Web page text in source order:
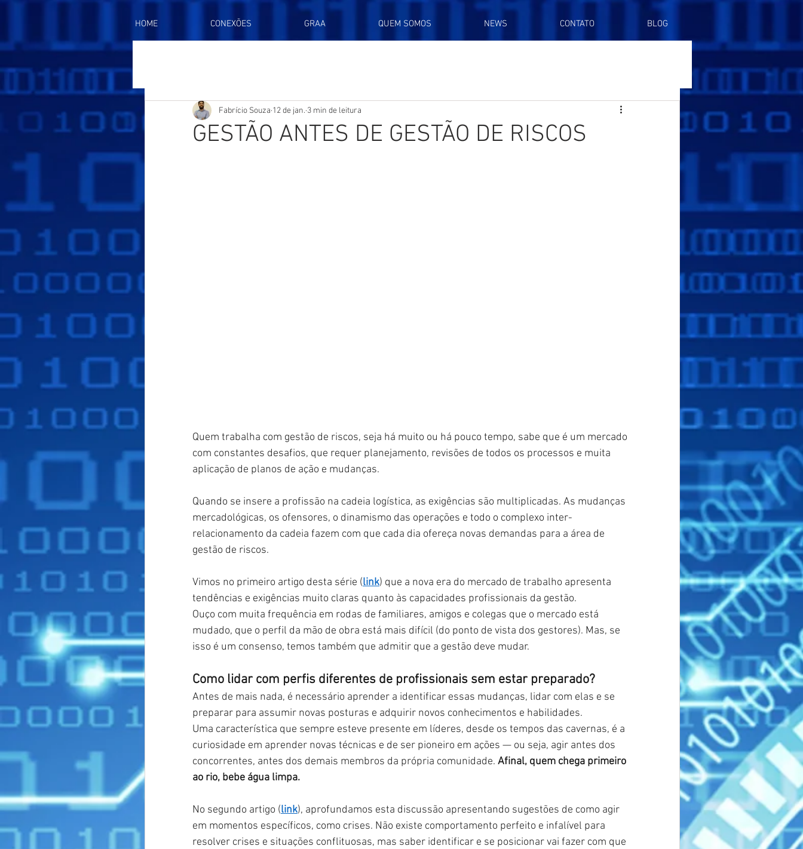
HOME CONEXÕES GRAA QUEM SOMOS NEWS CONTATO BLOG
GESTÃO ANTES DE GESTÃO DE RISCOS
Fabrício Souza 12 de jan. 3 min de leitura
Quem trabalha com gestão de riscos, seja há muito ou há pouco tempo, sabe que é um mercado
com constantes desafios, que requer planejamento, revisões de todos os processos e muita
aplicação de planos de ação e mudanças.
Quando se insere a profissão na cadeia logística, as exigências são multiplicadas. As mudanças
mercadológicas, os ofensores, o dinamismo das operações e todo o complexo inter-
relacionamento da cadeia fazem com que cada dia ofereça novas demandas para a área de
gestão de riscos.
Vimos no primeiro artigo desta série (link) que a nova era do mercado de trabalho apresenta
tendências e exigências muito claras quanto às capacidades profissionais da gestão.
Ouço com muita frequência em rodas de familiares, amigos e colegas que o mercado está
mudado, que o perfil da mão de obra está mais difícil (do ponto de vista dos gestores). Mas, se
isso é um consenso, temos também que admitir que a gestão deve mudar.
Como lidar com perfis diferentes de profissionais sem estar preparado?
Antes de mais nada, é necessário aprender a identificar essas mudanças, lidar com elas e se
preparar para assumir novas posturas e adquirir novos conhecimentos e habilidades.
Uma característica que sempre esteve presente em líderes, desde os tempos das cavernas, é a
curiosidade em aprender novas técnicas e de ser pioneiro em ações — ou seja, agir antes dos
concorrentes, antes dos demais membros da própria comunidade. Afinal, quem chega primeiro
ao rio, bebe água limpa.
No segundo artigo (link), aprofundamos esta discussão apresentando sugestões de como agir
em momentos específicos, como crises. Não existe comportamento perfeito e infalível para
resolver crises e situações conflituosas, mas saber identificar e se posicionar vai fazer com que